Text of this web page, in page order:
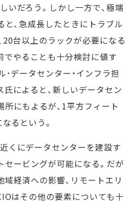
いだろう。しかし一方で、極端
、急成長したときにトラブル
20台以上のラックが必要になる
でやることも十分検討に値す
･データセンター・インフラ担
氏によると、新しいデータセン
所にもよるが、1平方フィート
るという。
くにデータセンターを建設す
セービングが可能になる。だが
域経済への影響、リモートエリ
はその他の要素についても十